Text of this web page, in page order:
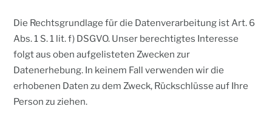
Die Rechtsgrundlage für die Datenverarbeitung ist Art. 6
Abs. 1 S. 1 lit. f) DSGVO. Unser berechtigtes Interesse
folgt aus oben aufgelisteten Zwecken zur
Datenerhebung. In keinem Fall verwenden wir die
erhobenen Daten zu dem Zweck, Rückschlüsse auf Ihre
Person zu ziehen.